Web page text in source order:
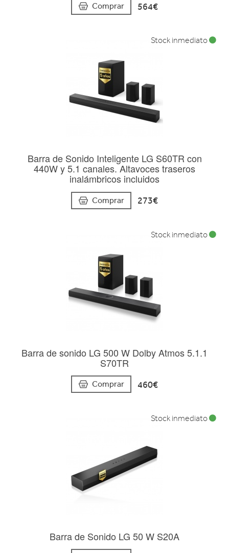
Comprar 564€
Barra de Sonido Inteligente LG S60TR con
440W y 5.1 canales. Altavoces traseros
inalámbricos incluidos
Comprar 273€
Stock inmediato
Barra de sonido LG 500 W Dolby Atmos 5.1.1
S70TR
Comprar 460€
Stock inmediato
Barra de Sonido LG 50 W S20A
Stock inmediato